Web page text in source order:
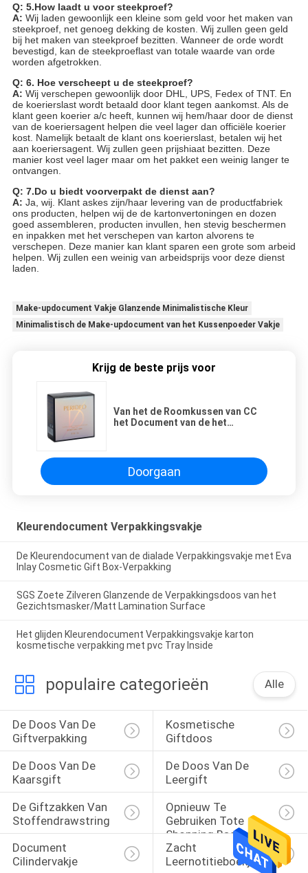
Q: 5.How laadt u voor steekproef?
A: Wij laden gewoonlijk een kleine som geld voor het maken van
steekproef, net genoeg dekking de kosten. Wij zullen geen geld
bij het maken van steekproef bezitten. Wanneer de orde wordt
bevestigd, kan de steekproeflast van totale waarde van orde
worden afgetrokken.
Q: 6. Hoe verscheept u de steekproef?
A: Wij verschepen gewoonlijk door DHL, UPS, Fedex of TNT. En
de koerierslast wordt betaald door klant tegen aankomst. Als de
klant geen koerier a/c heeft, kunnen wij hem/haar door de dienst
van de koeriersagent helpen die veel lager dan officiële koerier
kost. Namelijk betaalt de klant ons koerierslast, betalen wij het
aan koeriersagent. Wij zullen geen prijshiaat bezitten. Deze
manier kost veel lager maar om het pakket een weinig langer te
ontvangen.
Q: 7.Do u biedt voorverpakt de dienst aan?
A: Ja, wij. Klant askes zijn/haar levering van de productfabriek
ons producten, helpen wij de de kartonvertoningen en dozen
goed assembleren, producten invullen, hen stevig beschermen
en inpakken met het verschepen van karton alvorens te
verschepen. Deze manier kan klant sparen een grote som arbeid
helpen. Wij zullen een weinig van arbeidsprijs voor deze dienst
laden.
Make-updocument Vakje Glanzende Minimalistische Kleur
Minimalistisch de Make-updocument van het Kussenpoeder Vakje
Krijg de beste prijs voor
Van het de Roomkussen van CC
het Document van de het
Doorgaan
Kleurendocument Verpakkingsvakje
De Kleurendocument van de dialade Verpakkingsvakje met Eva
Inlay Cosmetic Gift Box-Verpakking
SGS Zoete Zilveren Glanzende de Verpakkingsdoos van het
Gezichtsmasker/Matt Lamination Surface
Het glijden Kleurendocument Verpakkingsvakje karton
kosmetische verpakking met pvc Tray Inside
populaire categorieën Alle
De Doos Van De
Giftverpakking
Kosmetische
Giftdoos
De Doos Van De
Kaarsgift
De Doos Van De
Leergift
De Giftzakken Van
Stoffendrawstring
Opnieuw Te
Gebruiken Tote
Shopping Bags
Document
Cilindervakje
Zacht
Leernotitieboekje